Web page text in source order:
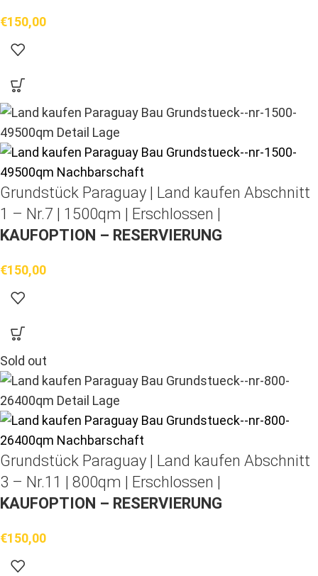
€150,00
Grundstück Paraguay | Land kaufen Abschnitt
1 – Nr.7 | 1500qm | Erschlossen |
KAUFOPTION – RESERVIERUNG
€150,00
Sold out
Grundstück Paraguay | Land kaufen Abschnitt
3 – Nr.11 | 800qm | Erschlossen |
KAUFOPTION – RESERVIERUNG
€150,00